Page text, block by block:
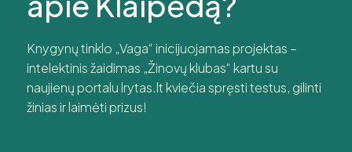
Knygynų tinklo „Vaga“ inicijuojamas projektas –
intelektinis žaidimas „Žinovų klubas“ kartu su
naujienų portalu lrytas.lt kviečia spręsti testus, gilinti
žinias ir laimėti prizus!